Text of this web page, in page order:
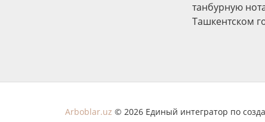
танбурную
Ташкентском
Arboblar.uz © 2026 Единый интегратор по